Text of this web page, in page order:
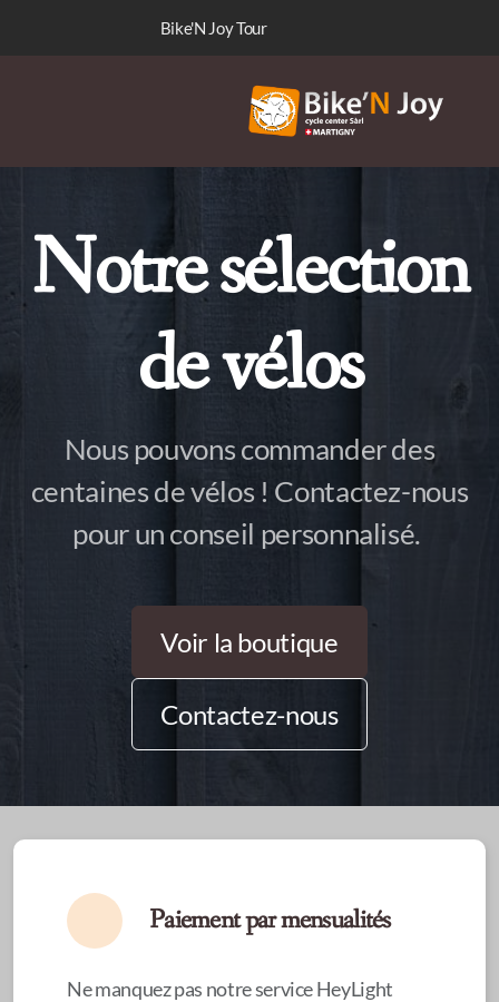
Bike'N Joy Tour
Notre sélection
de vélos
Nous pouvons commander des
centaines de vélos ! Contactez-nous
pour un conseil personnalisé.
Voir la boutique
Contactez-nous
Paiement par mensualités
Ne manquez pas notre service HeyLight